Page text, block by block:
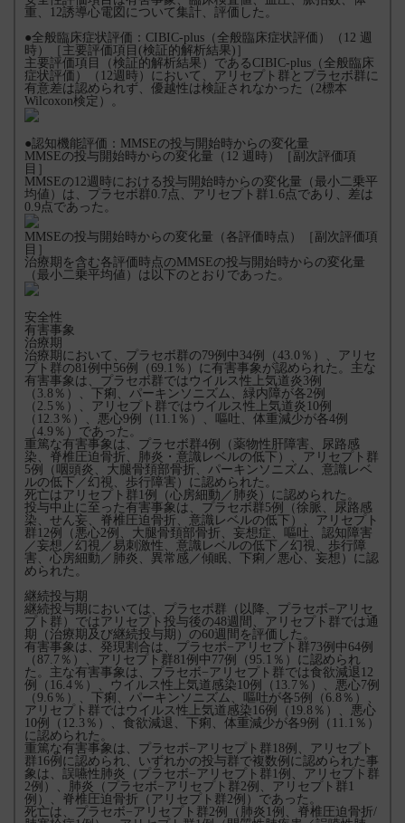
重、12誘導心電図について集計、評価した。
●全般臨床症状評価：CIBIC-plus（全般臨床症状評価）（12 週
時）［主要評価項目(検証的解析結果)］
主要評価項目（検証的解析結果）であるCIBIC-plus（全般臨床
症状評価）（12週時）において、アリセプト群とプラセボ群に
有意差は認められず、優越性は検証されなかった（2標本
Wilcoxon検定）。
●認知機能評価：MMSEの投与開始時からの変化量
MMSEの投与開始時からの変化量（12 週時）［副次評価項
目］
MMSEの12週時における投与開始時からの変化量（最小二乗平
均値）は、プラセボ群0.7点、アリセプト群1.6点であり、差は
0.9点であった。
MMSEの投与開始時からの変化量（各評価時点）［副次評価項
目］
治療期を含む各評価時点のMMSEの投与開始時からの変化量
（最小二乗平均値）は以下のとおりであった。
安全性
有害事象
治療期
治療期において、プラセボ群の79例中34例（43.0％）、アリセ
プト群の81例中56例（69.1％）に有害事象が認められた。主な
有害事象は、プラセボ群ではウイルス性上気道炎3例
（3.8％）、下痢、パーキンソニズム、緑内障が各2例
（2.5％）、アリセプト群ではウイルス性上気道炎10例
（12.3％）、悪心9例（11.1％）、嘔吐、体重減少が各4例
（4.9％）であった。
重篤な有害事象は、プラセボ群4例（薬物性肝障害、尿路感
染、脊椎圧迫骨折、肺炎・意識レベルの低下）、アリセプト群
5例（咽頭炎、大腿骨頚部骨折、パーキンソニズム、意識レベ
ルの低下／幻視、歩行障害）に認められた。
死亡はアリセプト群1例（心房細動／肺炎）に認められた。
投与中止に至った有害事象は、プラセボ群5例（徐脈、尿路感
染、せん妄、脊椎圧迫骨折、意識レベルの低下）、アリセプト
群12例（悪心2例、大腿骨頚部骨折、妄想症、嘔吐、認知障害
／妄想／幻視／易刺激性、意識レベルの低下／幻視、歩行障
害、心房細動／肺炎、異常感／傾眠、下痢／悪心、妄想）に認
められた。
継続投与期
継続投与期においては、プラセボ群（以降、プラセボ−アリセ
プト群）ではアリセプト投与後の48週間、アリセプト群では通
期（治療期及び継続投与期）の60週間を評価した。
有害事象は、発現割合は、プラセボ−アリセプト群73例中64例
（87.7％）、アリセプト群81例中77例（95.1％）に認められ
た。主な有害事象は、プラセボ−アリセプト群では食欲減退12
例（16.4％）、ウイルス性上気道感染10例（13.7％）、悪心7例
（9.6％）、下痢、パーキンソニズム、嘔吐が各5例（6.8％）、
アリセプト群ではウイルス性上気道感染16例（19.8％）、悪心
10例（12.3％）、食欲減退、下痢、体重減少が各9例（11.1％）
に認められた。
重篤な有害事象は、プラセボ−アリセプト群18例、アリセプト
群16例に認められ、いずれかの投与群で複数例に認められた事
象は、誤嚥性肺炎（プラセボ−アリセプト群1例、アリセプト群
2例）、肺炎（プラセボ−アリセプト群2例、アリセプト群1
例）、脊椎圧迫骨折（アリセプト群2例）であった。
死亡は、プラセボ−アリセプト群2例（肺炎1例、脊椎圧迫骨折/